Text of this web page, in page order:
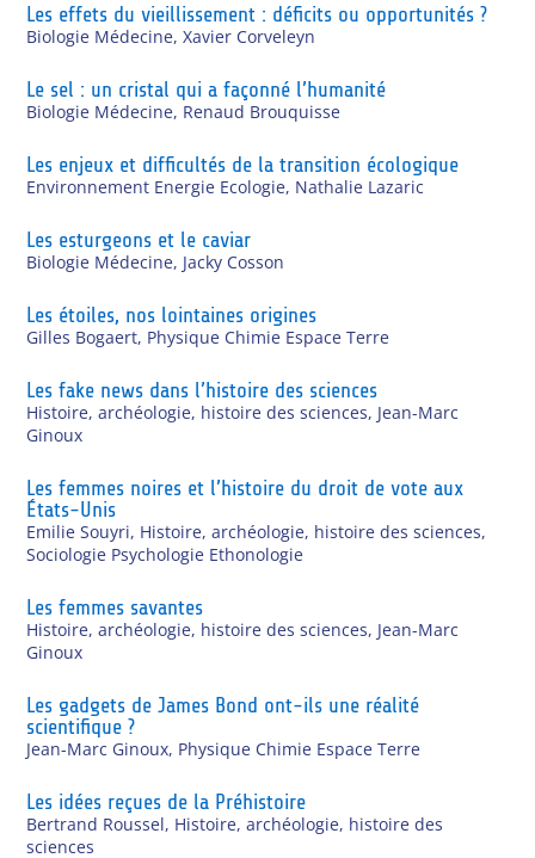
Les effets du vieillissement : déficits ou opportunités ?
Biologie Médecine,Xavier Corveleyn
Le sel : un cristal qui a façonné l’humanité
Biologie Médecine, Renaud Brouquisse
Les enjeux et difficultés de la transition écologique
Environnement Energie Ecologie, Nathalie Lazaric
Les esturgeons et le caviar
Biologie Médecine, Jacky Cosson
Les étoiles, nos lointaines origines
Gilles Bogaert, Physique Chimie Espace Terre
Les fake news dans l’histoire des sciences
Histoire, archéologie, histoire des sciences, Jean-Marc
Ginoux
Les femmes noires et l’histoire du droit de vote aux
États-Unis
Emilie Souyri, Histoire, archéologie, histoire des sciences,
Sociologie Psychologie Ethonologie
Les femmes savantes
Histoire, archéologie, histoire des sciences, Jean-Marc
Ginoux
Les gadgets de James Bond ont-ils une réalité
scientifique ?
Jean-Marc Ginoux, Physique Chimie Espace Terre
Les idées reçues de la Préhistoire
Bertrand Roussel, Histoire, archéologie, histoire des
sciences